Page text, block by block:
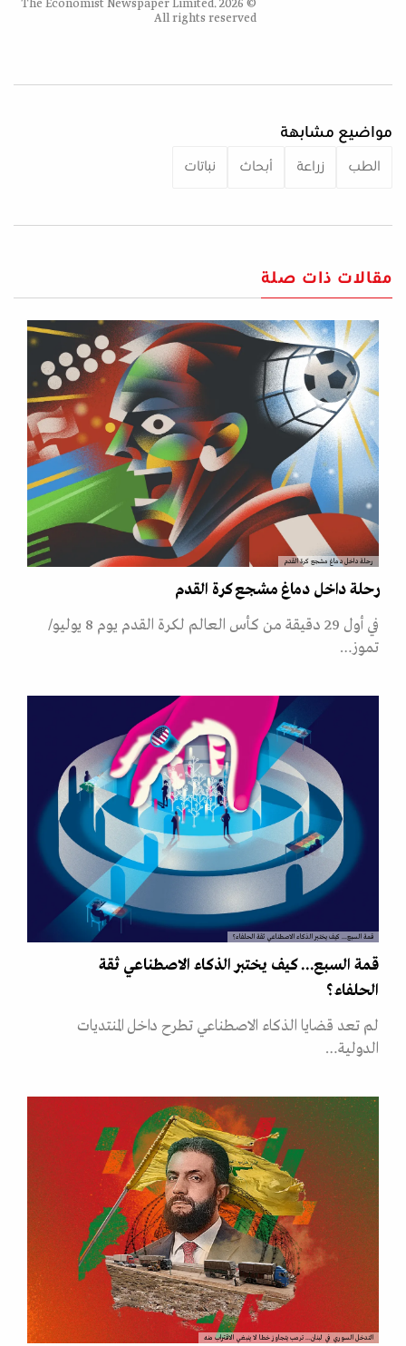
© 2026 The Economist Newspaper Limited.
All rights reserved
مواضيع مشابهة
الطب زراعة أبحاث نباتات
مقالات ذات صلة
رحلة داخل دماغ مشجع كرة القدم
رحلة داخل دماغ مشجع كرة القدم
في أول 29 دقيقة من كأس العالم لكرة القدم يوم 8 يوليو/
تموز…
قمة السبع... كيف يختبر الذكاء الاصطناعي ثقة الحلفاء؟
قمة السبع... كيف يختبر الذكاء الاصطناعي ثقة
الحلفاء؟
لم تعد قضايا الذكاء الاصطناعي تطرح داخل المنتديات
الدولية…
التدخل السوري في لبنان... ترمب يتجاوز خطا لا ينبغي الاقتراب منه